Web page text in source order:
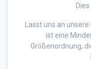
Lasst uns an
ist eine
Größenordnung,